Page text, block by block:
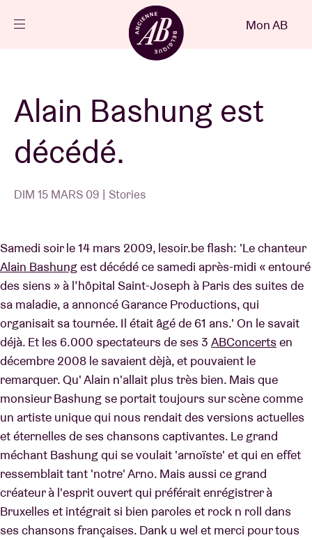
FR
Projets
Actualités
Infos visiteurs
AB ❤ you
Location de salles
BRDCST
ABtv
Chèque-concert
À propos de l'AB
Mon AB
Alain Bashung est
décédé.
DIM 15 MARS 09 | Stories
Samedi soir le 14 mars 2009, lesoir.be flash: 'Le chanteur
Alain Bashungest décédé ce samedi après-midi « entouré
des siens » à l’hôpital Saint-Joseph à Paris des suites de
sa maladie, a annoncé Garance Productions, qui
organisait sa tournée. Il était âgé de 61 ans.' On le savait
déjà. Et les 6.000 spectateurs de ses 3 ABConcertsen
décembre 2008 le savaient dèjà, et pouvaient le
remarquer. Qu' Alain n'allait plus très bien. Mais que
monsieur Bashung se portait toujours sur scène comme
un artiste unique qui nous rendait des versions actuelles
et éternelles de ses chansons captivantes. Le grand
méchant Bashung qui se voulait 'arnoïste' et qui en effet
ressemblait tant 'notre' Arno. Mais aussi ce grand
créateur à l'esprit ouvert qui préférait enrégistrer à
Bruxelles et intégrait si bien paroles et rock n roll dans
ses chansons françaises. Dank u wel et merci pour tous